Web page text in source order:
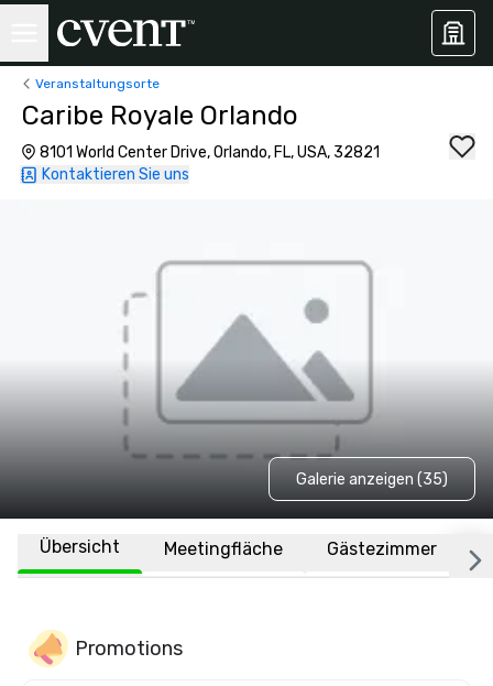
Veranstaltungsorte
Caribe Royale Orlando
8101 World Center Drive, Orlando, FL, USA, 32821
Kontaktieren Sie uns
Galerie anzeigen (35)
Übersicht Meetingfläche Gästezimmer
Promotions